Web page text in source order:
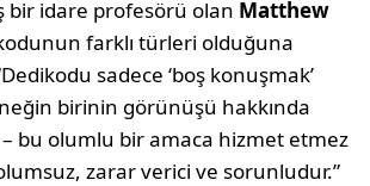
bir idare profesörü olan Matthew
farklı türleri olduğuna
sadece ‘boş konuşmak’
birinin görünüşü hakkında
bu olumlu bir amaca hizmet etmez
zarar verici ve sorunludur.”